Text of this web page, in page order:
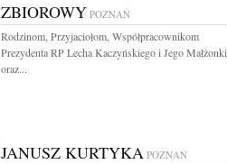
ZBIOROWY POZNAŃ
Rodzinom, Przyjaciołom, Współpracownikom
Prezydenta RP Lecha Kaczyńskiego i Jego Małżonki,
oraz...
JANUSZ KURTYKA POZNAŃ